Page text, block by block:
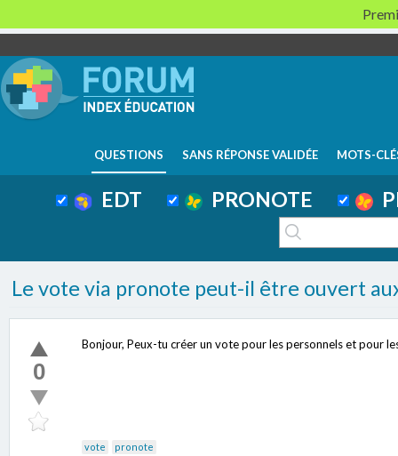
QUESTIONS SANS RÉPONSE VALIDÉE MOTS-
EDT PRONOTE
Le vote via pronote peut-il être ouvert
0
Bonjour, Peux-tu créer un vote pour les personnels et pour
vote pronote